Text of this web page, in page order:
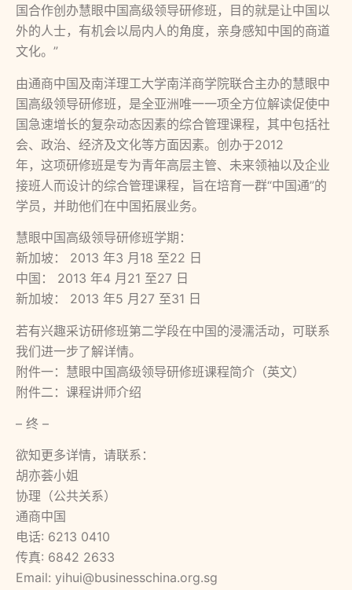
国合作创办慧眼中国高级领导研修班，目的就是让中国以
外的人士，有机会以局内人的角度，亲身感知中国的商道
文化。”
由通商中国及南洋理工大学南洋商学院联合主办的慧眼中
国高级领导研修班，是全亚洲唯一一项全方位解读促使中
国急速增长的复杂动态因素的综合管理课程，其中包括社
会、政治、经济及文化等方面因素。创办于2012
年，这项研修班是专为青年高层主管、未来领袖以及企业
接班人而设计的综合管理课程，旨在培育一群“中国通”的
学员，并助他们在中国拓展业务。
慧眼中国高级领导研修班学期：
新加坡： 2013 年3 月18 至22 日
中国： 2013 年4 月21 至27 日
新加坡： 2013 年5 月27 至31 日
若有兴趣采访研修班第二学段在中国的浸濡活动，可联系
我们进一步了解详情。
附件一：慧眼中国高级领导研修班课程简介（英文）
附件二：课程讲师介绍
– 终 –
欲知更多详情，请联系：
胡亦荟小姐
协理（公共关系）
通商中国
电话: 6213 0410
传真: 6842 2633
Email: yihui@businesschina.org.sg